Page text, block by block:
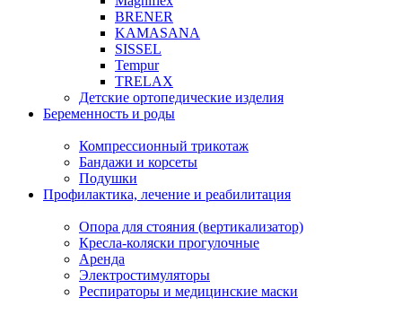
BRENER
KAMASANA
SISSEL
Tempur
TRELAX
Детские ортопедические изделия
Беременность и роды
Компрессионный трикотаж
Бандажи и корсеты
Подушки
Профилактика, лечение и реабилитация
Опора для стояния (вертикализатор)
Кресла-коляски прогулочные
Аренда
Электростимуляторы
Респираторы и медицинские маски